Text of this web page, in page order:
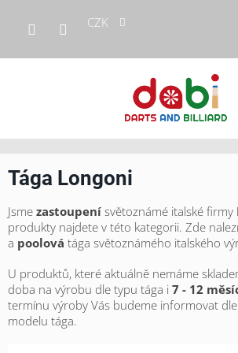
obsah
CZK
Tága Longoni
Jsme zastoupení světoznámé italské firmy
produkty najdete v této kategorii. Zde
a poolová tága světoznámého italského
U produktů, které aktuálně nemáme
doba na výrobu dle typu tága i 7 - 12
termínu výroby Vás budeme informovat
modelu tága.